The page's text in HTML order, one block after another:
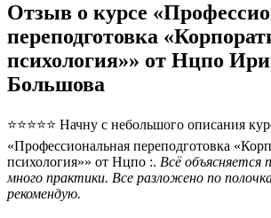
Отзыв о курсе
переподготовка
психология»» от Нцпо
Большова
⭐⭐⭐⭐⭐ Начну с небольшого описания
«Профессиональная переподготовка
психология»» от Нцпо :. Всё объясняется
много практики. Все разложено по
рекомендую.